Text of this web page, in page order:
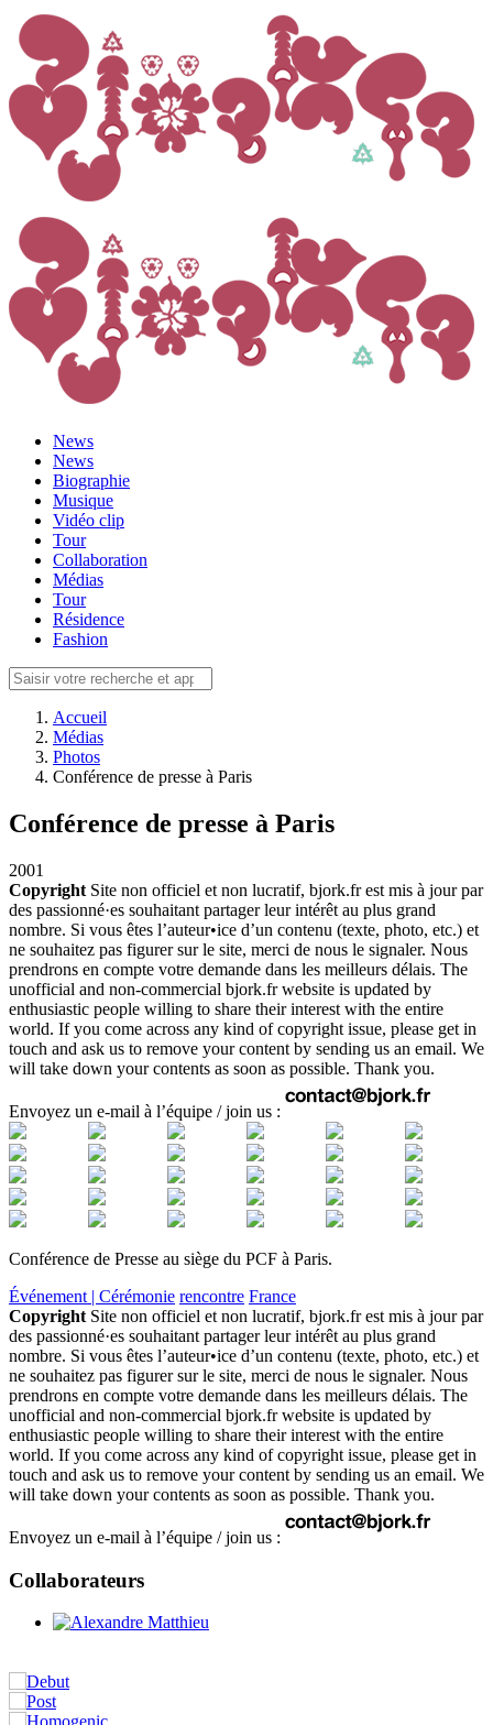
News
News
Biographie
Musique
Vidéo clip
Tour
Collaboration
Médias
Tour
Résidence
Fashion
Accueil
Médias
Photos
Conférence de presse à Paris
Conférence de presse à Paris
2001
Copyright Site non officiel et non lucratif, bjork.fr est mis à jour par
des passionné·es souhaitant partager leur intérêt au plus grand
nombre. Si vous êtes l’auteur•ice d’un contenu (texte, photo, etc.) et
ne souhaitez pas figurer sur le site, merci de nous le signaler. Nous
prendrons en compte votre demande dans les meilleurs délais. The
unofficial and non-commercial bjork.fr website is updated by
enthusiastic people willing to share their interest with the entire
world. If you come across any kind of copyright issue, please get in
touch and ask us to remove your content by sending us an email. We
will take down your contents as soon as possible. Thank you.
Envoyez un e-mail à l’équipe / join us :
Conférence de Presse au siège du PCF à Paris.
Événement | Cérémonie rencontre France
Copyright Site non officiel et non lucratif, bjork.fr est mis à jour par
des passionné·es souhaitant partager leur intérêt au plus grand
nombre. Si vous êtes l’auteur•ice d’un contenu (texte, photo, etc.) et
ne souhaitez pas figurer sur le site, merci de nous le signaler. Nous
prendrons en compte votre demande dans les meilleurs délais. The
unofficial and non-commercial bjork.fr website is updated by
enthusiastic people willing to share their interest with the entire
world. If you come across any kind of copyright issue, please get in
touch and ask us to remove your content by sending us an email. We
will take down your contents as soon as possible. Thank you.
Envoyez un e-mail à l’équipe / join us :
Collaborateurs